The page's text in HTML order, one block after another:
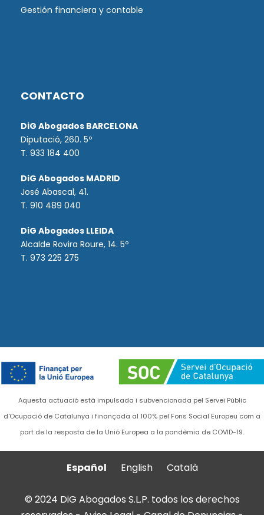
Gestión financiera y contable
CONTACTO
DiG Abogados BARCELONA
Diputació, 260. 5º
T. 933 184 400
DiG Abogados MADRID
José Abascal, 41.
T. 910 489 040
DiG Abogados LLEIDA
Alcalde Rovira Roure, 14. 5º
T. 973 225 275
Aquesta actuació està impulsada i subvencionada pel Servei Públic
d'Ocupació de Catalunya i finançada al 100% pel Fons Social Europeu com a
part de la resposta de la Unió Europea a la pandèmia de COVID-19.
Español English Català
© 2024 DiG Abogados S.L.P. todos los derechos